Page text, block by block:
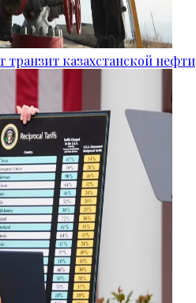
транзит казахстанской нефти